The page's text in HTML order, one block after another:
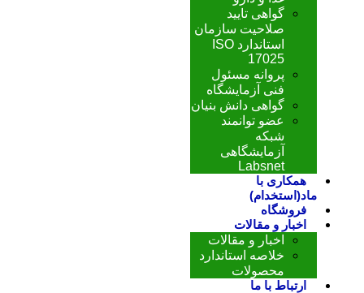
گواهی تایید
صلاحیت سازمان
استاندارد ISO
17025
پروانه مسئول
فنی آزمایشگاه
گواهی دانش بنیان
عضو توانمند
شبکه
آزمایشگاهی
Labsnet
همکاری با
ماد(استخدام)
فروشگاه
اخبار و مقالات
اخبار و مقالات
خلاصه استاندارد
محصولات
ارتباط با ما